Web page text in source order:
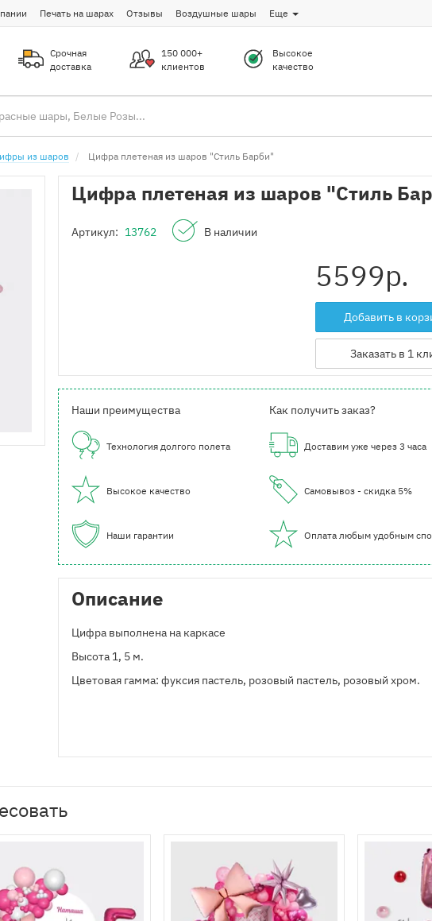
Печать на шарах Отзывы Воздушные шары Еще
Срочная
доставка
150 000+
клиентов
Высокое
качество
из шаров Цифра плетеная из шаров "Стиль Барби"
Цифра плетеная из шаров "Стиль
Артикул: 13762 В наличии
5599р.
Добавить в
Заказать в 1
Наши преимущества
Технология долгого полета
Высокое качество
Наши гарантии
Как получить заказ?
Доставим уже через 3 часа
Самовывоз - скидка 5%
Оплата любым удобным
Описание
Цифра выполнена на каркасе
Высота 1, 5 м.
Цветовая гамма: фуксия пастель, розовый пастель, розовый хром.